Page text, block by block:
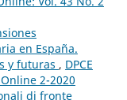
en España.
y futuras , DPCE
2-2020
di fronte